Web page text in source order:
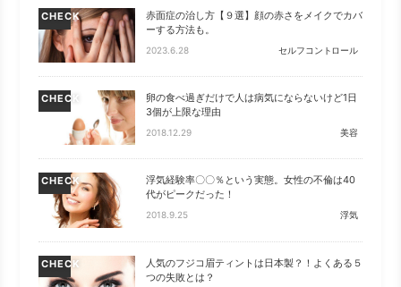
CHECK
赤面症の治し方【９選】顔の赤さをメイクでカバ
ーする方法も。
2023.6.28 セルフコントロール
CHECK
卵の食べ過ぎだけで人は病気にならないけど1日
3個が上限な理由
2018.12.29 美容
CHECK
浮気経験率〇〇％という実態。女性の不倫は40
代がピークだった！
2018.9.25 浮気
CHECK
人気のフジコ眉ティントは日本製？！よくある５
つの失敗とは？